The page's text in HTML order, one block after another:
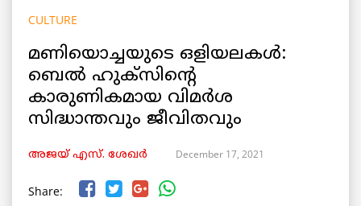
CULTURE
മണിയൊച്ചയുടെ ഒളിയലകൾ:
ബെൽ ഹുക്സിന്റെ
കാരുണികമായ വിമർശ
സിദ്ധാന്തവും ജീവിതവും
അജയ് എസ്. ശേഖര്‍ December 17, 2021
Share: